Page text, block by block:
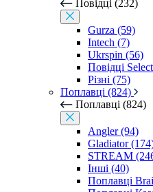
Повідці (232)
Gurza (59)
Intech (7)
Ukrspin (56)
Повідці
Різні (75)
Поплавці (824)
Поплавці (824)
Angler (94)
Gladiator
STREAM
Інші (40)
Поплавці